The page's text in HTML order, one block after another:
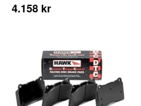
4.158 kr